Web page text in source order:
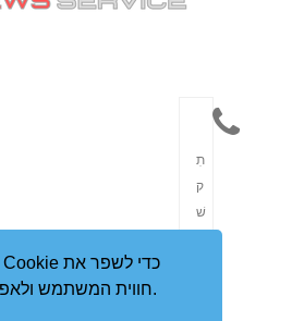
חווית המשתמש ולאפשר לאתר לפעול ביעילות.
תִ
ק
שׁ